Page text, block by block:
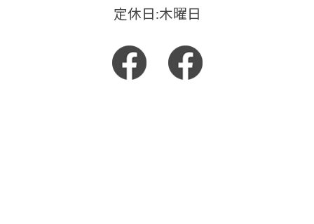
定休日:木曜日